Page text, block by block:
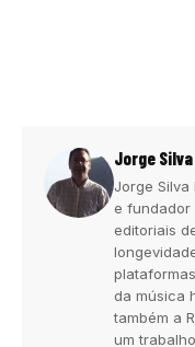
Jorge
Jorge Silva
e fundador
editoriais
da música
também a
um